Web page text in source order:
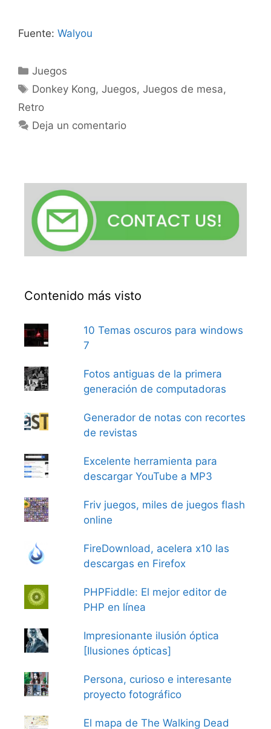
Fuente: Walyou
Categorías
Juegos
Etiquetas
Donkey Kong,Juegos,Juegos de mesa,
Retro
Deja un comentario
Contenido más visto
10 Temas oscuros para windows
7
Fotos antiguas de la primera
generación de computadoras
Generador de notas con recortes
de revistas
Excelente herramienta para
descargar YouTube a MP3
Friv juegos, miles de juegos flash
online
FireDownload, acelera x10 las
descargas en Firefox
PHPFiddle: El mejor editor de
PHP en línea
Impresionante ilusión óptica
[Ilusiones ópticas]
Persona, curioso e interesante
proyecto fotográfico
El mapa de The Walking Dead